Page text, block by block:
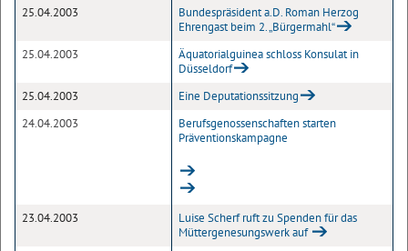
25.04.2003
Bundespräsident a.D. Roman Herzog
Ehrengast beim 2. „Bürgermahl“
25.04.2003
Äquatorialguinea schloss Konsulat in
Düsseldorf
25.04.2003
Eine Deputationssitzung
24.04.2003
Berufsgenossenschaften starten
Präventionskampagne
23.04.2003
Luise Scherf ruft zu Spenden für das
Müttergenesungswerk auf